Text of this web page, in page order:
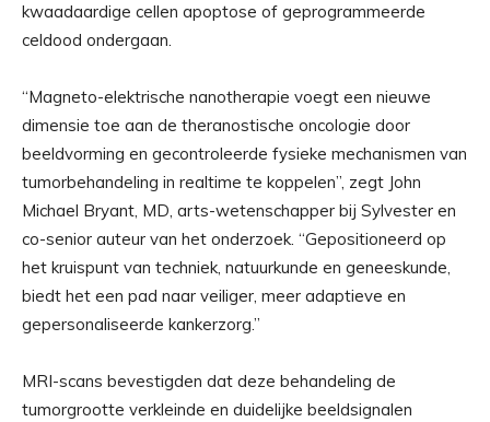
kwaadaardige cellen apoptose of geprogrammeerde
celdood ondergaan.
“Magneto-elektrische nanotherapie voegt een nieuwe
dimensie toe aan de theranostische oncologie door
beeldvorming en gecontroleerde fysieke mechanismen van
tumorbehandeling in realtime te koppelen”, zegt John
Michael Bryant, MD, arts-wetenschapper bij Sylvester en
co-senior auteur van het onderzoek. “Gepositioneerd op
het kruispunt van techniek, natuurkunde en geneeskunde,
biedt het een pad naar veiliger, meer adaptieve en
gepersonaliseerde kankerzorg.”
MRI-scans bevestigden dat deze behandeling de
tumorgrootte verkleinde en duidelijke beeldsignalen